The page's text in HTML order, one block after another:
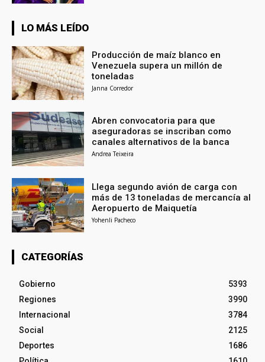
LO MÁS LEÍDO
Producción de maíz blanco en
Venezuela supera un millón de
toneladas
Janna Corredor
Abren convocatoria para que
aseguradoras se inscriban como
canales alternativos de la banca
Andrea Teixeira
Llega segundo avión de carga con
más de 13 toneladas de mercancía al
Aeropuerto de Maiquetía
Yohenli Pacheco
CATEGORÍAS
Gobierno
5393
Regiones
3990
Internacional
3784
Social
2125
Deportes
1686